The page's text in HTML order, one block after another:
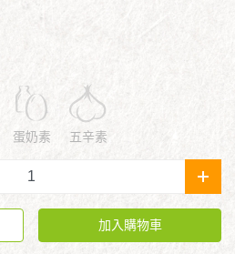
蛋奶素 五辛素
+
加入購物車